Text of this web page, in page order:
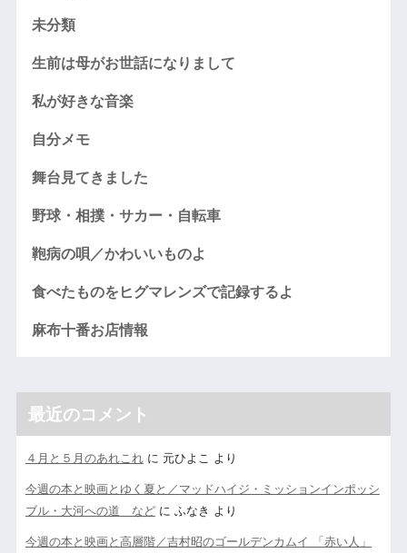
未分類
生前は母がお世話になりまして
私が好きな音楽
自分メモ
舞台見てきました
野球・相撲・サカー・自転車
鞄病の唄／かわいいものよ
食べたものをヒグマレンズで記録するよ
麻布十番お店情報
最近のコメント
４月と５月のあれこれに 元ひよこ より
今週の本と映画とゆく夏と／マッドハイジ・ミッションインポッシ
ブル・大河への道 などに ふなき より
今週の本と映画と高層階／吉村昭のゴールデンカムイ 「赤い人」